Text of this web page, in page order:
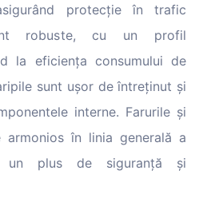
protecție în trafic
robuste, cu un profil
la eficiența consumului de
sunt ușor de întreținut și
interne. Farurile și
armonios în linia generală a
un plus de siguranță și